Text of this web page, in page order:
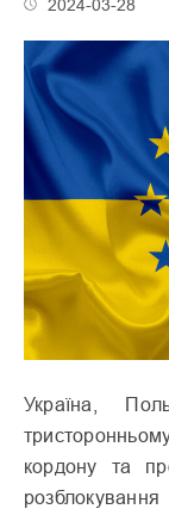
2024-03-28
Україна,
кордону та